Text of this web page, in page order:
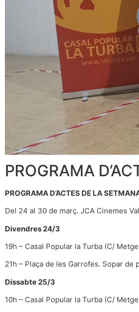
PROGRAMA
PROGRAMA D’ACTES DE LA
Del 24 al 30 de març. JCA Cinemes
Divendres 24/3
19h – Casal Popular la Turba (C/
21h – Plaça de les Garrofes. Sopar
Dissabte 25/3
10h – Casal Popular la Turba (C/